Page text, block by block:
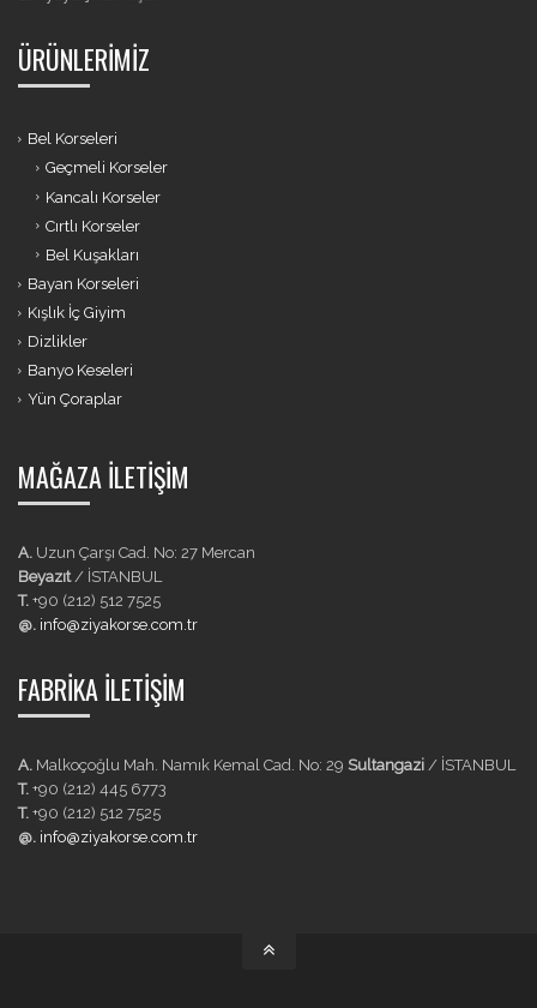
ÜRÜNLERIMIZ
Bel Korseleri
Geçmeli Korseler
Kancalı Korseler
Cırtlı Korseler
Bel Kuşakları
Bayan Korseleri
Kışlık İç Giyim
Dizlikler
Banyo Keseleri
Yün Çoraplar
MAĞAZA İLETIŞIM
A. Uzun Çarşı Cad. No: 27 Mercan
Beyazıt/ İSTANBUL
T. +90 (212) 512 7525
@. info@ziyakorse.com.tr
FABRIKA İLETIŞIM
A. Malkoçoğlu Mah. Namık Kemal Cad. No: 29 Sultangazi / İSTANBUL
T. +90 (212) 445 6773
T. +90 (212) 512 7525
@. info@ziyakorse.com.tr